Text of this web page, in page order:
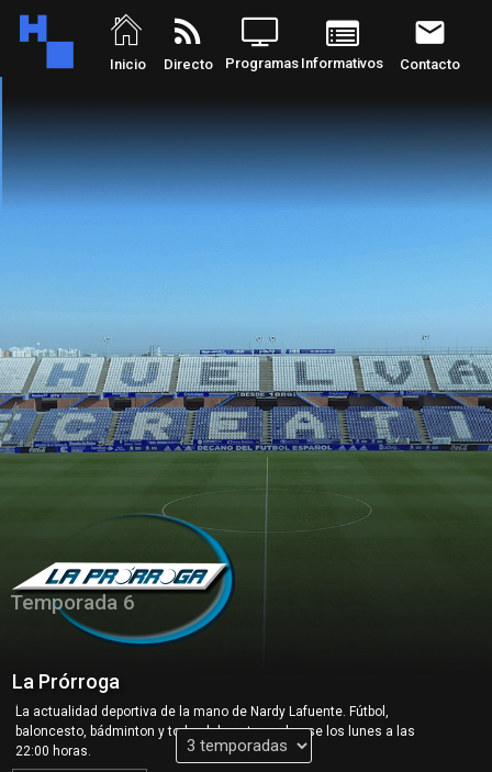
Inicio Directo Programas Informativos Contacto
rss_feed email
.
La actualidad deportiva de la mano de Nardy Lafuente. Fútbol,
baloncesto, bádminton y todo el deporte onubense los lunes a las
22:00 horas.
La Prórroga
Temporada 6